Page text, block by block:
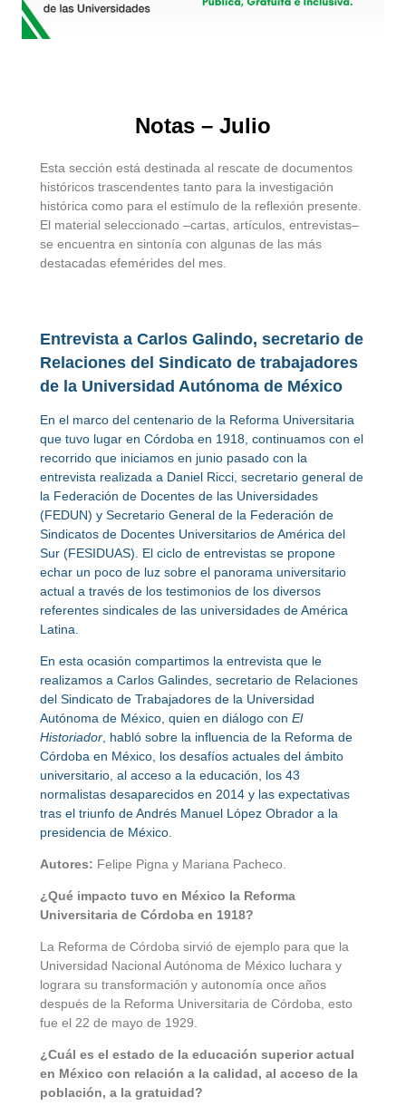
Notas – Julio
Esta sección está destinada al rescate de documentos
históricos trascendentes tanto para la investigación
histórica como para el estímulo de la reflexión presente.
El material seleccionado –cartas, artículos, entrevistas–
se encuentra en sintonía con algunas de las más
destacadas efemérides del mes.
Entrevista a Carlos Galindo, secretario de
Relaciones del Sindicato de trabajadores
de la Universidad Autónoma de México
En el marco del centenario de la Reforma Universitaria
que tuvo lugar en Córdoba en 1918, continuamos con el
recorrido que iniciamos en junio pasado con la
entrevista realizada a Daniel Ricci, secretario general de
la Federación de Docentes de las Universidades
(FEDUN) y Secretario General de la Federación de
Sindicatos de Docentes Universitarios de América del
Sur (FESIDUAS). El ciclo de entrevistas se propone
echar un poco de luz sobre el panorama universitario
actual a través de los testimonios de los diversos
referentes sindicales de las universidades de América
Latina.
En esta ocasión compartimos la entrevista que le
realizamos a Carlos Galindes, secretario de Relaciones
del Sindicato de Trabajadores de la Universidad
Autónoma de México, quien en diálogo con El
Historiador , habló sobre la influencia de la Reforma de
Córdoba en México, los desafíos actuales del ámbito
universitario, al acceso a la educación, los 43
normalistas desaparecidos en 2014 y las expectativas
tras el triunfo de Andrés Manuel López Obrador a la
presidencia de México.
Autores: Felipe Pigna y Mariana Pacheco.
¿Qué impacto tuvo en México la Reforma
Universitaria de Córdoba en 1918?
La Reforma de Córdoba sirvió de ejemplo para que la
Universidad Nacional Autónoma de México luchara y
lograra su transformación y autonomía once años
después de la Reforma Universitaria de Córdoba, esto
fue el 22 de mayo de 1929.
¿Cuál es el estado de la educación superior actual
en México con relación a la calidad, al acceso de la
población, a la gratuidad?